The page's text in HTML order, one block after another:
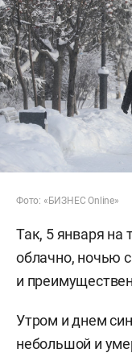
Фото: «БИЗНЕС Online»
Так, 5 января на
облачно, ночью
и
Утром и днем
небольшой и